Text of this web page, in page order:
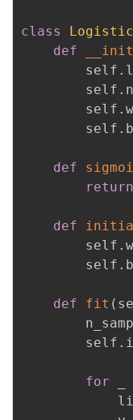
程
认
的
我
支
声
class
def
        self
.
        self
.
        self
.
        self
.
def
return
def
        self
.
        self
.
def fit (
        self
.
for